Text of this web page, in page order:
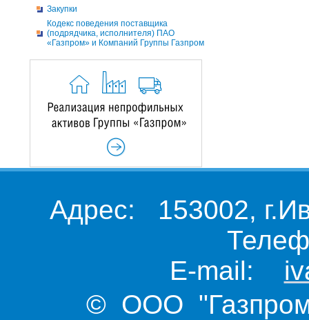
Закупки
Кодекс поведения поставщика
(подрядчика, исполнителя) ПАО
«Газпром» и Компаний Группы Газпром
Адрес: 153002,
E-mail:
© ООО "Газпром